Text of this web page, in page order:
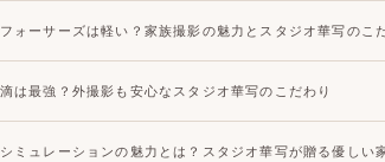
ォーサーズは軽い？家族撮影の魅力とスタジオ華写のこ
は最強？外撮影も安心なスタジオ華写のこだわり
ミュレーションの魅力とは？スタジオ華写が贈る優しい